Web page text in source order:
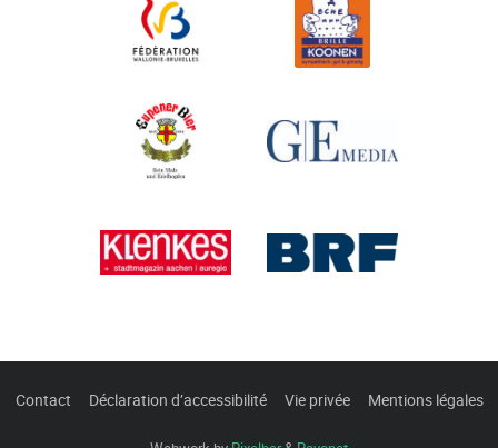
Contact Déclaration d’accessibilité Vie privée Mentions légales